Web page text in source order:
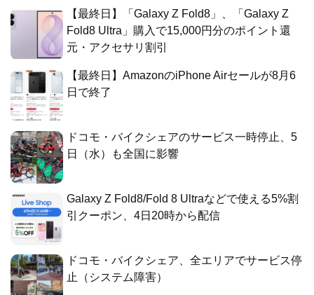
【最終日】「Galaxy Z Fold8」、「Galaxy Z
Fold8 Ultra」購入で15,000円分のポイント還
元・アクセサリ割引
【最終日】AmazonのiPhone Airセールが8月6
日で終了
ドコモ・バイクシェアのサービス一時停止、5
日（水）も全国に影響
Galaxy Z Fold8/Fold 8 Ultraなどで使える5%割
引クーポン、4日20時から配信
ドコモ・バイクシェア、全エリアでサービス停
止（システム障害）